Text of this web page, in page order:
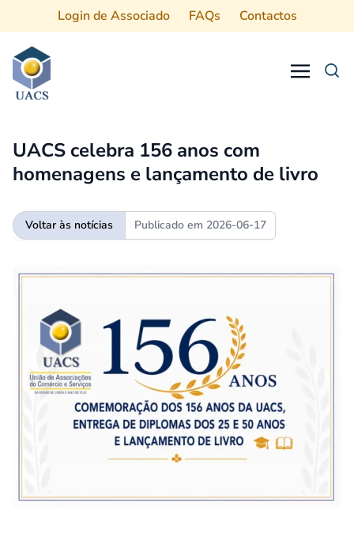
Login de Associado FAQs Contactos
UACS celebra 156 anos com
homenagens e lançamento de livro
Voltar às notícias Publicado em 2026-06-17